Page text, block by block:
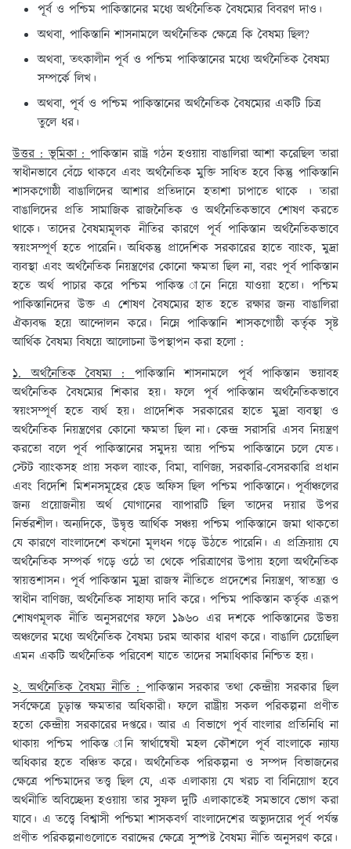
পূর্ব ও পশ্চিম পাকিস্তানের মধ্যে অর্থনৈতিক বৈষম্যের বিবরণ দাও।
অথবা, পাকিস্তানি শাসনামলে অর্থনৈতিক ক্ষেত্রে কি বৈষম্য ছিল?
অথবা, তৎকালীন পূর্ব ও পশ্চিম পাকিস্তানের মধ্যে অর্থনৈতিক বৈষম্য
সম্পর্কে লিখ।
অথবা, পূর্ব ও পশ্চিম পাকিস্তানের অর্থনৈতিক বৈষম্যের একটি চিত্র
তুলে ধর।
উত্তর : ভূমিকা :পাকিস্তান রাষ্ট্র গঠন হওয়ায় বাঙালিরা আশা করেছিল তারা
স্বাধীনভাবে বেঁচে থাকবে এবং অর্থনৈতিক মুক্তি সাধিত হবে কিন্তু পাকিস্তানি
শাসকগোষ্ঠী বাঙালিদের আশার প্রতিদানে হতাশা চাপাতে থাকে । তারা
বাঙালিদের প্রতি সামাজিক রাজনৈতিক ও অর্থনৈতিকভাবে শোষণ করতে
থাকে। তাদের বৈষম্যমূলক নীতির কারণে পূর্ব পাকিস্তান অর্থনৈতিকভাবে
স্বয়ংসম্পূর্ণ হতে পারেনি। অধিকন্তু প্রাদেশিক সরকারের হাতে ব্যাংক, মুদ্রা
ব্যবস্থা এবং অর্থনৈতিক নিয়ন্ত্রণের কোনো ক্ষমতা ছিল না, বরং পূর্ব পাকিস্তান
হতে অর্থ পাচার করে পশ্চিম পাকিস্ত ানে নিয়ে যাওয়া হতো। পশ্চিম
পাকিস্তানিদের উক্ত এ শোষণ বৈষম্যের হাত হতে রক্ষার জন্য বাঙালিরা
ঐক্যবদ্ধ হয়ে আন্দোলন করে। নিম্নে পাকিস্তানি শাসকগোষ্ঠী কর্তৃক সৃষ্ট
আর্থিক বৈষম্য বিষয়ে আলোচনা উপস্থাপন করা হলো :
১. অর্থনৈতিক বৈষম্য :পাকিস্তানি শাসনামলে পূর্ব পাকিস্তান ভয়াবহ
অর্থনৈতিক বৈষম্যের শিকার হয়। ফলে পূর্ব পাকিস্তান অর্থনৈতিকভাবে
স্বয়ংসম্পূর্ণ হতে ব্যর্থ হয়। প্রাদেশিক সরকারের হাতে মুদ্রা ব্যবস্থা ও
অর্থনৈতিক নিয়ন্ত্রণের কোনো ক্ষমতা ছিল না। কেন্দ্র সরাসরি এসব নিয়ন্ত্রণ
করতো বলে পূর্ব পাকিস্তানের সমুদয় আয় পশ্চিম পাকিস্তানে চলে যেত।
স্টেট ব্যাংকসহ প্রায় সকল ব্যাংক, বিমা, বাণিজ্য, সরকারি-বেসরকারি প্রধান
এবং বিদেশি মিশনসমূহের হেড অফিস ছিল পশ্চিম পাকিস্তানে। পূর্বাঞ্চলের
জন্য প্রয়োজনীয় অর্থ যোগানের ব্যাপারটি ছিল তাদের দয়ার উপর
নির্ভরশীল। অন্যদিকে, উদ্বৃত্ত আর্থিক সঞ্চয় পশ্চিম পাকিস্তানে জমা থাকতো
যে কারণে বাংলাদেশে কখনো মূলধন গড়ে উঠতে পারেনি। এ প্রক্রিয়ায় যে
অর্থনৈতিক সম্পর্ক গড়ে ওঠে তা থেকে পরিত্রাণের উপায় হলো অর্থনৈতিক
স্বায়ত্তশাসন। পূর্ব পাকিস্তান মুদ্রা রাজস্ব নীতিতে প্রদেশের নিয়ন্ত্রণ, স্বাতন্ত্র্য ও
স্বাধীন বাণিজ্য, অর্থনৈতিক সাহায্য দাবি করে। পশ্চিম পাকিস্তান কর্তৃক এরূপ
শোষণমূলক নীতি অনুসরণের ফলে ১৯৬০ এর দশকে পাকিস্তানের উভয়
অঞ্চলের মধ্যে অর্থনৈতিক বৈষম্য চরম আকার ধারণ করে। বাঙালি চেয়েছিল
এমন একটি অর্থনৈতিক পরিবেশ যাতে তাদের সমাধিকার নিশ্চিত হয়।
২. অর্থনৈতিক বৈষম্য নীতি :পাকিস্তান সরকার তথা কেন্দ্রীয় সরকার ছিল
সর্বক্ষেত্রে চূড়ান্ত ক্ষমতার অধিকারী। ফলে রাষ্ট্রীয় সকল পরিকল্পনা প্রণীত
হতো কেন্দ্রীয় সরকারের দপ্তরে। আর এ বিভাগে পূর্ব বাংলার প্রতিনিধি না
থাকায় পশ্চিম পাকিস্ত ানি স্বার্থান্বেষী মহল কৌশলে পূর্ব বাংলাকে ন্যায্য
অধিকার হতে বঞ্চিত করে। অর্থনৈতিক পরিকল্পনা ও সম্পদ বিভাজনের
ক্ষেত্রে পশ্চিমাদের তত্ত্ব ছিল যে, এক এলাকায় যে খরচ বা বিনিয়োগ হবে
অর্থনীতি অবিচ্ছেদ্য হওয়ায় তার সুফল দুটি এলাকাতেই সমভাবে ভোগ করা
যাবে। এ তত্ত্বে বিশ্বাসী পশ্চিমা শাসকবর্গ বাংলাদেশের অভ্যুদয়ের পূর্ব পর্যন্ত
প্রণীত পরিকল্পনাগুলোতে বরাদ্দের ক্ষেত্রে সুস্পষ্ট বৈষম্য নীতি অনুসরণ করে।